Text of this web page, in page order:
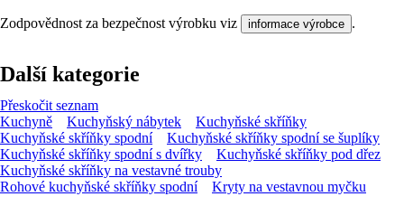
Zodpovědnost za bezpečnost výrobku viz informace výrobce .
Další kategorie
Přeskočit seznam
Kuchyně
Kuchyňský nábytek
Kuchyňské skříňky
Kuchyňské skříňky spodní
Kuchyňské skříňky spodní se šuplíky
Kuchyňské skříňky spodní s dvířky
Kuchyňské skříňky pod dřez
Kuchyňské skříňky na vestavné trouby
Rohové kuchyňské skříňky spodní
Kryty na vestavnou myčku